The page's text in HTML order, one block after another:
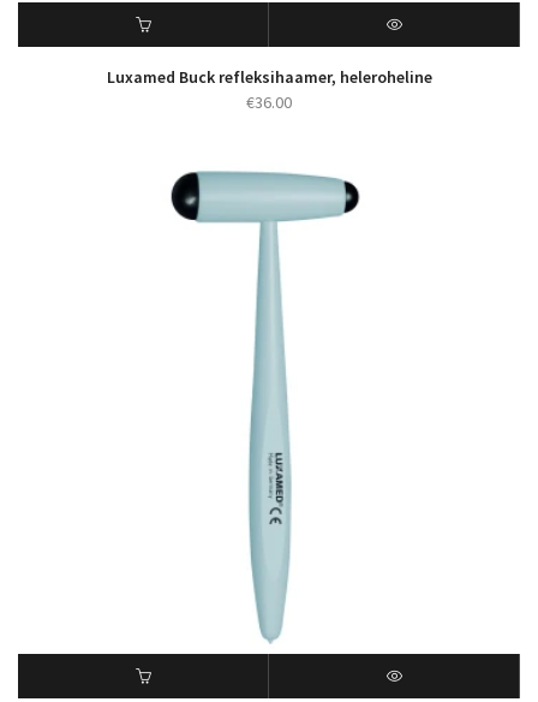
Luxamed Buck refleksihaamer, heleroheline
€36.00